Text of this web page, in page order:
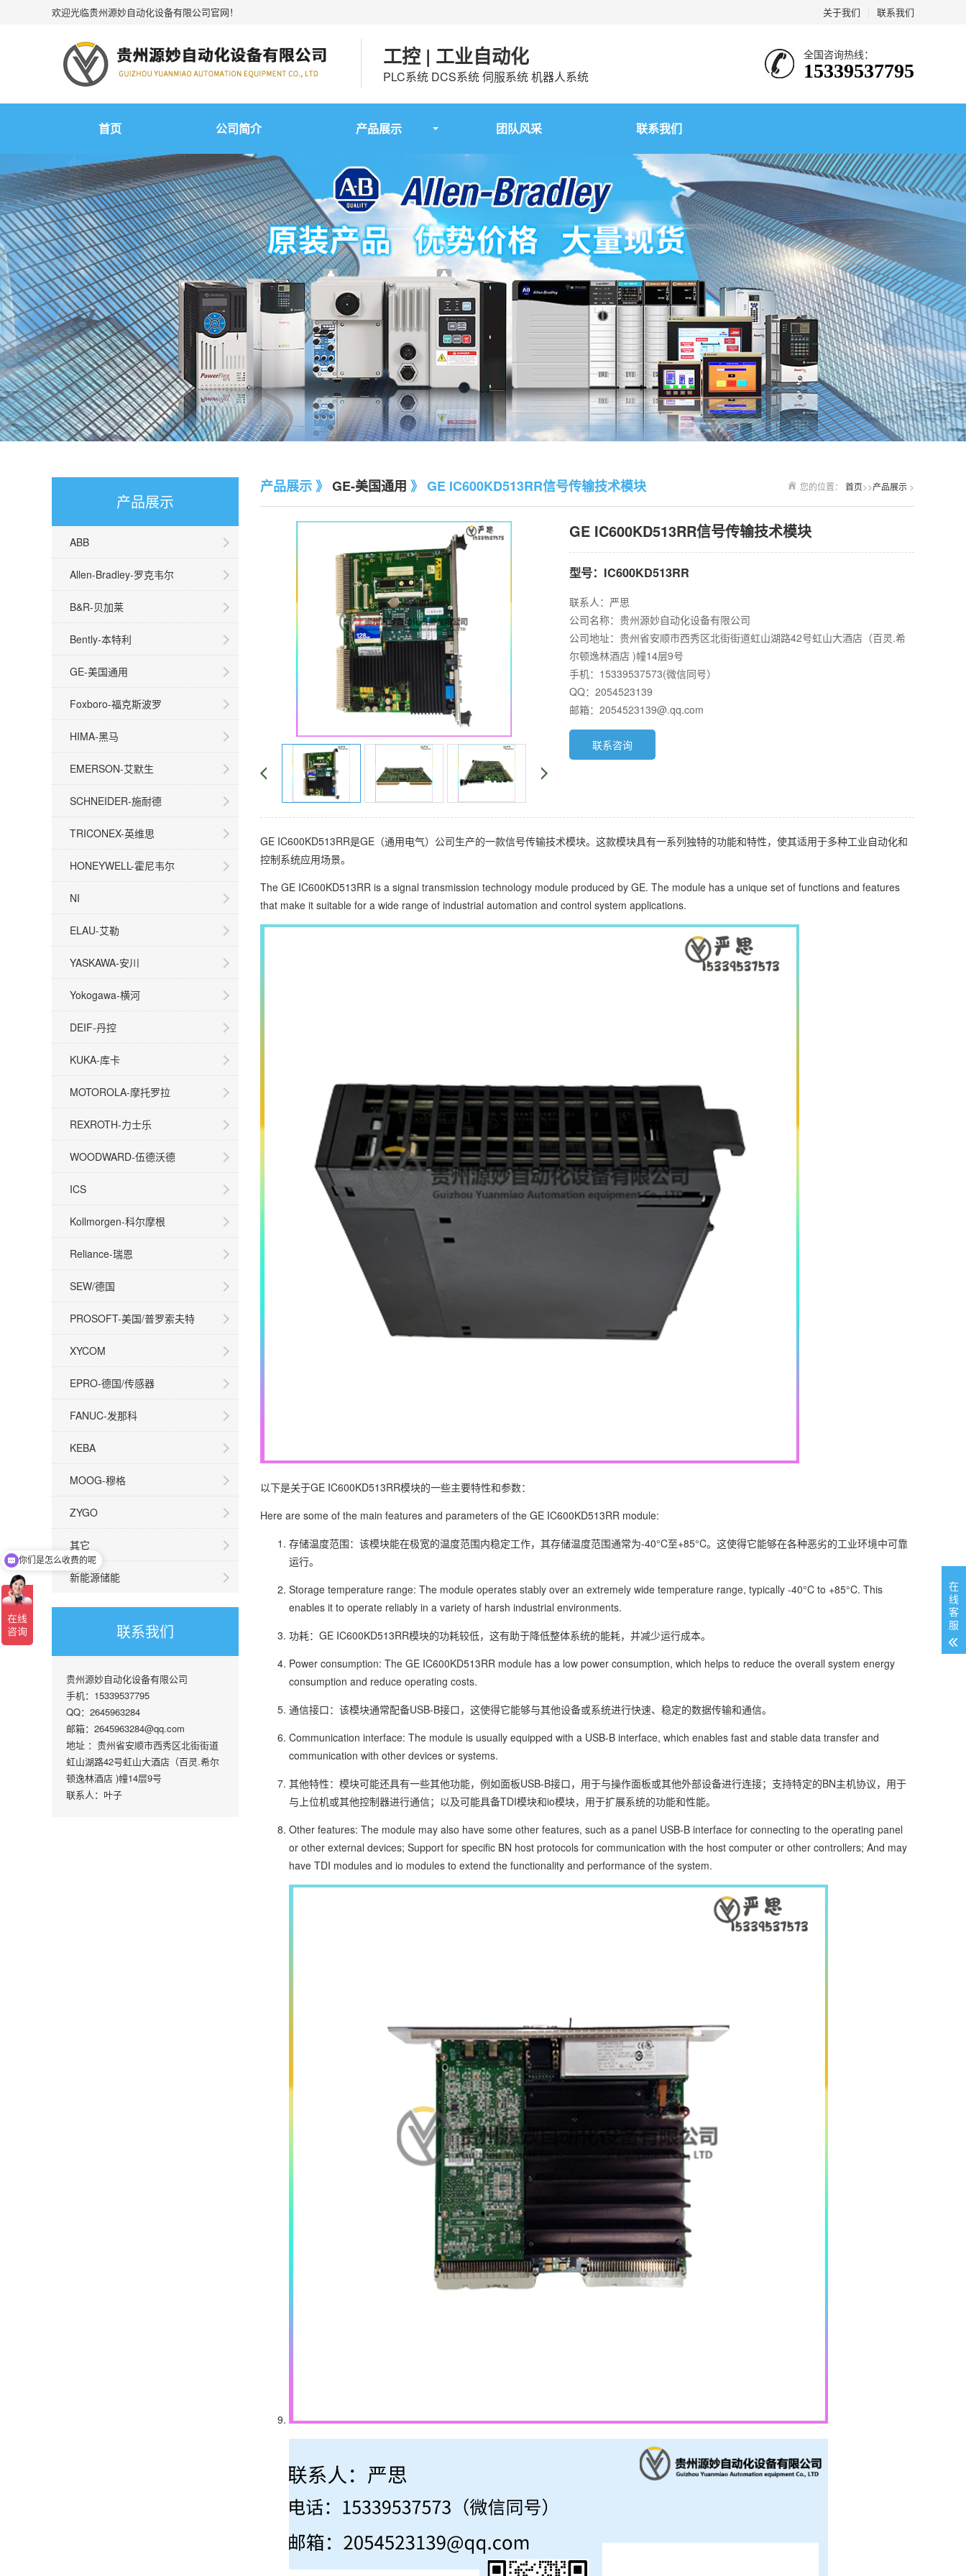
关于我们 联系我们
欢迎光临贵州源妙自动化设备有限公司官网！
工控 | 工业自动化
PLC系统 DCS系统 伺服系统 机器人系统
全国咨询热线：
15339537795
首页 公司简介 产品展示 团队风采 联系我们
产品展示
ABB
Allen-Bradley-罗克韦尔
B&R-贝加莱
Bently-本特利
GE-美国通用
Foxboro-福克斯波罗
HIMA-黑马
EMERSON-艾默生
SCHNEIDER-施耐德
TRICONEX-英维思
HONEYWELL-霍尼韦尔
NI
ELAU-艾勒
YASKAWA-安川
Yokogawa-横河
DEIF-丹控
KUKA-库卡
MOTOROLA-摩托罗拉
REXROTH-力士乐
WOODWARD-伍德沃德
ICS
Kollmorgen-科尔摩根
Reliance-瑞恩
SEW/德国
PROSOFT-美国/普罗索夫特
XYCOM
EPRO-德国/传感器
FANUC-发那科
KEBA
MOOG-穆格
ZYGO
其它
新能源储能
联系我们
贵州源妙自动化设备有限公司
手机：15339537795
QQ：2645963284
邮箱：2645963284@qq.com
地址 ：贵州省安顺市西秀区北街街道
虹山湖路42号虹山大酒店（百灵.希尔
顿逸林酒店 )幢14层9号
联系人：叶子
您的位置： 首页>>产品展示 >
产品展示 》 GE-美国通用 》 GE IC600KD513RR信号传输技术模块
GE IC600KD513RR信号传输技术模块
型号：IC600KD513RR
联系人：严思
公司名称：贵州源妙自动化设备有限公司
公司地址：贵州省安顺市西秀区北街街道虹山湖路42号虹山大酒店（百灵.希
尔顿逸林酒店 )幢14层9号
手机：15339537573(微信同号）
QQ：2054523139
邮箱：2054523139@.qq.com
联系咨询
GE IC600KD513RR是GE（通用电气）公司生产的一款信号传输技术模块。这款模块具有一系列独特的功能和特性，使其适用于多种工业自动化和
控制系统应用场景。
The GE IC600KD513RR is a signal transmission technology module produced by GE. The module has a unique set of functions and features
that make it suitable for a wide range of industrial automation and control system applications.
以下是关于GE IC600KD513RR模块的一些主要特性和参数：
Here are some of the main features and parameters of the GE IC600KD513RR module:
存储温度范围：该模块能在极宽的温度范围内稳定工作，其存储温度范围通常为-40°C至+85°C。这使得它能够在各种恶劣的工业环境中可靠
运行。
Storage temperature range: The module operates stably over an extremely wide temperature range, typically -40°C to +85°C. This
enables it to operate reliably in a variety of harsh industrial environments.
功耗：GE IC600KD513RR模块的功耗较低，这有助于降低整体系统的能耗，并减少运行成本。
Power consumption: The GE IC600KD513RR module has a low power consumption, which helps to reduce the overall system energy
consumption and reduce operating costs.
通信接口：该模块通常配备USB-B接口，这使得它能够与其他设备或系统进行快速、稳定的数据传输和通信。
Communication interface: The module is usually equipped with a USB-B interface, which enables fast and stable data transfer and
communication with other devices or systems.
其他特性：模块可能还具有一些其他功能，例如面板USB-B接口，用于与操作面板或其他外部设备进行连接；支持特定的BN主机协议，用于
与上位机或其他控制器进行通信；以及可能具备TDI模块和io模块，用于扩展系统的功能和性能。
Other features: The module may also have some other features, such as a panel USB-B interface for connecting to the operating panel
or other external devices; Support for specific BN host protocols for communication with the host computer or other controllers; And may
have TDI modules and io modules to extend the functionality and performance of the system.
在
线
客
服
你们是怎么收费的呢